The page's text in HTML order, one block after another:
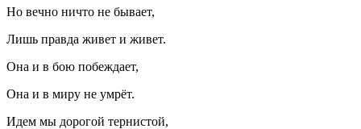
Но вечно ничто не бывает,
Лишь правда живет и живет.
Она и в бою побеждает,
Она и в миру не умрёт.
Идем мы дорогой тернистой,